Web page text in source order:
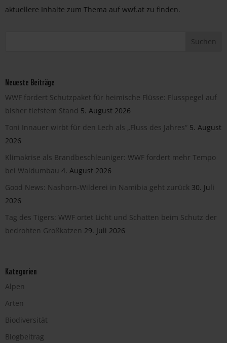
aktuellere Inhalte zum Thema auf wwf.at zu finden.
Neueste Beiträge
WWF fordert Schutzpaket für heimische Flüsse: Flusspegel auf
bisher tiefstem Stand 5. August 2026
Toni Innauer wirbt für den Lech als „Fluss des Jahres“ 5. August
2026
Klimakrise als Brandbeschleuniger: WWF fordert mehr Tempo
bei Waldumbau 4. August 2026
Good News: Nashorn-Wilderei in Namibia geht zurück 30. Juli
2026
Tag des Tigers: WWF ortet Licht und Schatten beim Schutz der
bedrohten Großkatzen 29. Juli 2026
Kategorien
Alpen
Arten
Biodiversität
Blogbeitrag